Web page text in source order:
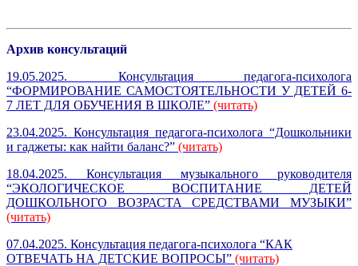
Архив консультаций
19.05.2025. Консультация педагога-психолога
“ФОРМИРОВАНИЕ САМОСТОЯТЕЛЬНОСТИ У ДЕТЕЙ 6-
7 ЛЕТ ДЛЯ ОБУЧЕНИЯ В ШКОЛЕ” (читать)
23.04.2025. Консультация педагога-психолога “Дошкольники
и гаджеты: как найти баланс?” (читать)
18.04.2025. Консультация музыкального руководителя
“ЭКОЛОГИЧЕСКОЕ ВОСПИТАНИЕ ДЕТЕЙ
ДОШКОЛЬНОГО ВОЗРАСТА СРЕДСТВАМИ МУЗЫКИ”
(читать)
07.04.2025. Консультация педагога-психолога “КАК
ОТВЕЧАТЬ НА ДЕТСКИЕ ВОПРОСЫ” (читать)